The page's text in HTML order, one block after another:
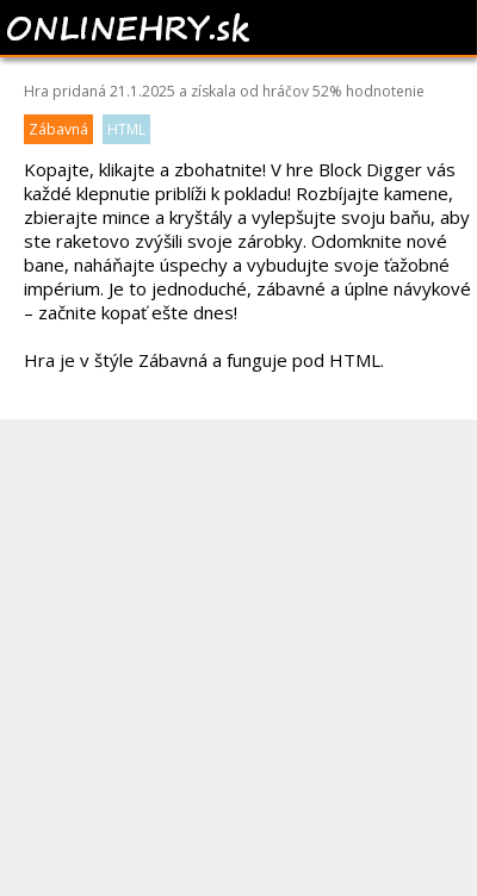
BLOCK DIGGER
Hra pridaná 21.1.2025 a získala od hráčov52% hodnotenie
Zábavná
HTML
Kopajte, klikajte a zbohatnite! V hre Block Digger vás
každé klepnutie priblíži k pokladu! Rozbíjajte kamene,
zbierajte mince a kryštály a vylepšujte svoju baňu, aby
ste raketovo zvýšili svoje zárobky. Odomknite nové
bane, naháňajte úspechy a vybudujte svoje ťažobné
impérium. Je to jednoduché, zábavné a úplne návykové
– začnite kopať ešte dnes!
Hra je v štýle Zábavná a funguje pod HTML.